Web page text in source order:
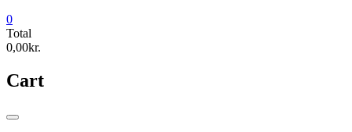
0
Total
0,00kr.
Cart
Catalog